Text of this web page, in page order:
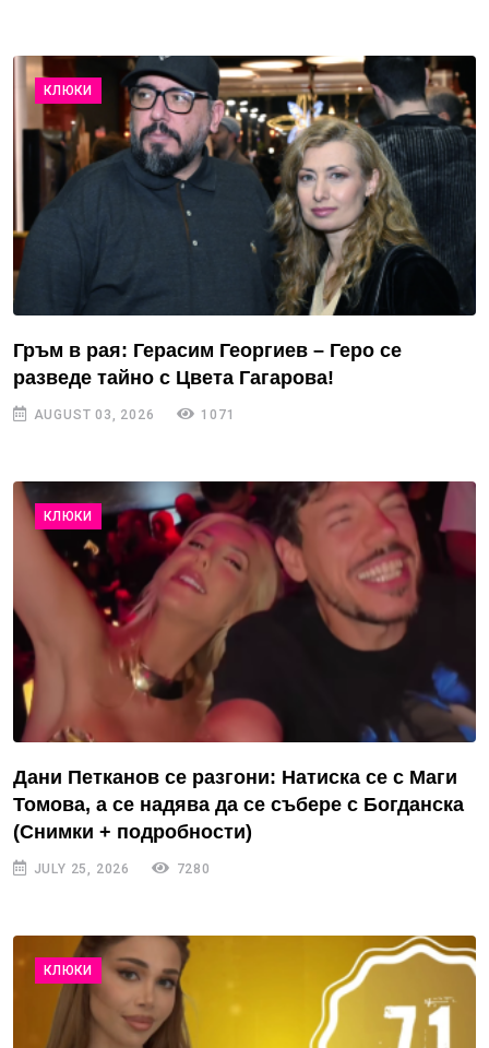
КЛЮКИ
Гръм в рая: Герасим Георгиев – Геро се
разведе тайно с Цвета Гагарова!
AUGUST 03, 2026 1071
КЛЮКИ
Дани Петканов се разгони: Натиска се с Маги
Томова, а се надява да се събере с Богданска
(Снимки + подробности)
JULY 25, 2026 7280
КЛЮКИ